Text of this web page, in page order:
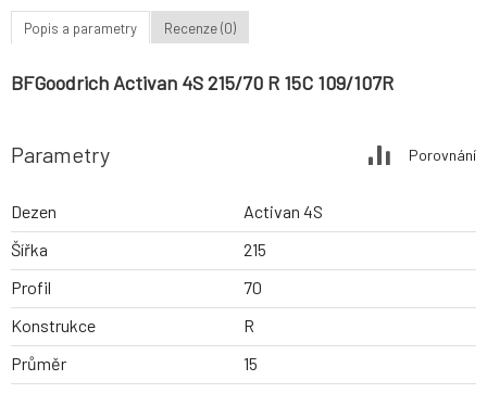
Popis a parametry Recenze (0)
BFGoodrich Activan 4S 215/70 R 15C 109/107R
Parametry Porovnání
Dezen
Activan 4S
Šířka
215
Profil
70
Konstrukce
R
Průměr
15